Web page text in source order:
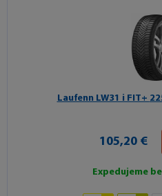
Laufenn LW31 i FIT+
105,20 €
Expedujeme